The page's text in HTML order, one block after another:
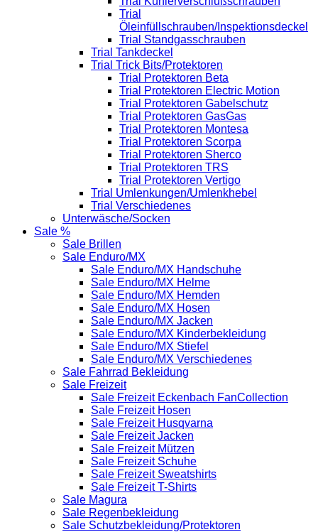
Trial
Öleinfüllschrauben/Inspektionsdeckel
Trial Standgasschrauben
Trial Tankdeckel
Trial Trick Bits/Protektoren
Trial Protektoren Beta
Trial Protektoren Electric Motion
Trial Protektoren Gabelschutz
Trial Protektoren GasGas
Trial Protektoren Montesa
Trial Protektoren Scorpa
Trial Protektoren Sherco
Trial Protektoren TRS
Trial Protektoren Vertigo
Trial Umlenkungen/Umlenkhebel
Trial Verschiedenes
Unterwäsche/Socken
Sale %
Sale Brillen
Sale Enduro/MX
Sale Enduro/MX Handschuhe
Sale Enduro/MX Helme
Sale Enduro/MX Hemden
Sale Enduro/MX Hosen
Sale Enduro/MX Jacken
Sale Enduro/MX Kinderbekleidung
Sale Enduro/MX Stiefel
Sale Enduro/MX Verschiedenes
Sale Fahrrad Bekleidung
Sale Freizeit
Sale Freizeit Eckenbach FanCollection
Sale Freizeit Hosen
Sale Freizeit Husqvarna
Sale Freizeit Jacken
Sale Freizeit Mützen
Sale Freizeit Schuhe
Sale Freizeit Sweatshirts
Sale Freizeit T-Shirts
Sale Magura
Sale Regenbekleidung
Sale Schutzbekleidung/Protektoren